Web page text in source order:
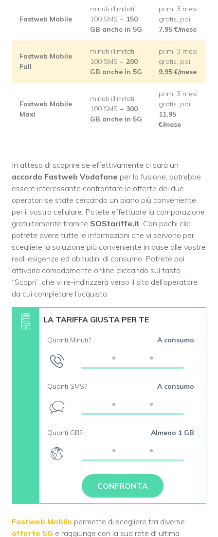
Fastweb Mobile
minuti illimitati,
100 SMS + 150
GB anche in 5G
primi 3 mesi
gratis, poi
7,95 €/mese
Fastweb Mobile
Full
minuti illimitati,
100 SMS + 200
GB anche in 5G
primi 3 mesi
gratis, poi
9,95 €/mese
Fastweb Mobile
Maxi
minuti illimitati,
100 SMS + 300
GB anche in 5G
primi 3 mesi
gratis, poi
11,95
€/mese
In attesa di scoprire se effettivamente ci sarà un
accordo Fastweb Vodafone per la fusione, potrebbe
essere interessante confrontare le offerte dei due
operatori se state cercando un piano più conveniente
per il vostro cellulare. Potete effettuare la comparazione
gratuitamente tramite SOStariffe.it. Con pochi clic
potrete avere tutte le informazioni che vi servono per
scegliere la soluzione più conveniente in base alle vostre
reali esigenze ed abitudini di consumo. Potrete poi
attivarla comodamente online cliccando sul tasto
“Scopri”, che vi re-indirizzerà verso il sito dell’operatore
da cui completare l’acquisto.
LA TARIFFA GIUSTA PER TE
Quanti Minuti? A consumo
Quanti SMS? A consumo
Quanti GB? Almeno 1 GB
CONFRONTA
Fastweb Mobile permette di scegliere tra diverse
offerte 5G e raggiunge con la sua rete di ultima